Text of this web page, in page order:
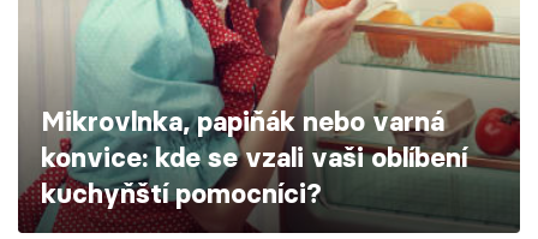
Škola vaření
Recepty z TV
Speciál: Cuketa
Těhotnej kuchař
Mikrovlnka, papiňák nebo varná
konvice: kde se vzali vaši oblíbení
kuchyňští pomocníci?